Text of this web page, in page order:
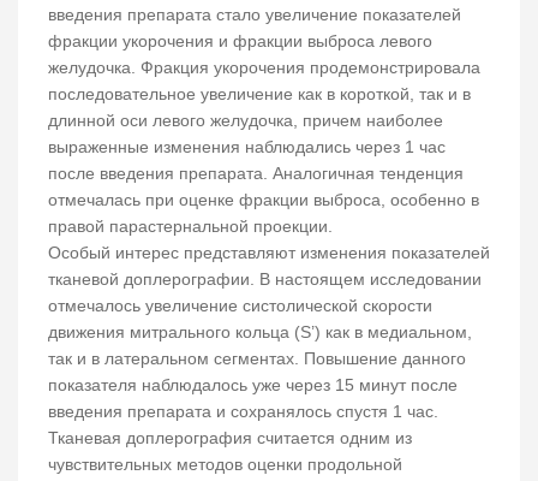
введения препарата стало увеличение показателей
фракции укорочения и фракции выброса левого
желудочка. Фракция укорочения продемонстрировала
последовательное увеличение как в короткой, так и в
длинной оси левого желудочка, причем наиболее
выраженные изменения наблюдались через 1 час
после введения препарата. Аналогичная тенденция
отмечалась при оценке фракции выброса, особенно в
правой парастернальной проекции.
Особый интерес представляют изменения показателей
тканевой доплерографии. В настоящем исследовании
отмечалось увеличение систолической скорости
движения митрального кольца (S’) как в медиальном,
так и в латеральном сегментах. Повышение данного
показателя наблюдалось уже через 15 минут после
введения препарата и сохранялось спустя 1 час.
Тканевая доплерография считается одним из
чувствительных методов оценки продольной